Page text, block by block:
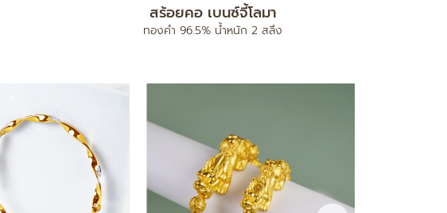
สร้อยคอ เบนซ์จี้โลมา
ทองคำ 96.5% น้ำหนัก 2 สลึง